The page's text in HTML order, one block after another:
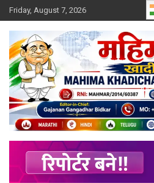
Skip
to
content
Friday, August 7, 2026
Mahimakhadicha